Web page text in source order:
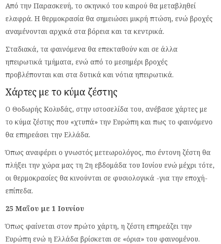
Από την Παρασκευή, το σκηνικό του καιρού θα μεταβληθεί
ελαφρά. Η θερμοκρασία θα σημειώσει μικρή πτώση, ενώ βροχές
αναμένονται αρχικά στα βόρεια και τα κεντρικά.
Σταδιακά, τα φαινόμενα θα επεκταθούν και σε άλλα
ηπειρωτικά τμήματα, ενώ από το μεσημέρι βροχές
προβλέπονται και στα δυτικά και νότια ηπειρωτικά.
Χάρτες με το κύμα ζέστης
Ο Θοδωρής Κολυδάς, στην ιστοσελίδα του, ανέβασε χάρτες με
το κύμα ζέστης που «χτυπά» την Ευρώπη και πως το φαινόμενο
θα επηρεάσει την Ελλάδα.
Όπως αναφέρει ο γνωστός μετεωρολόγος, πιο έντονη ζέστη θα
πλήξει την χώρα μας τη 2η εβδομάδα του Ιονίου ενώ μέχρι τότε,
οι θερμοκρασίες θα κινούνται σε φυσιολογικά -για την εποχή-
επίπεδα.
25 Μαΐου με 1 Ιουνίου
Όπως φαίνεται στον πρώτο χάρτη, η ζέστη επηρεάζει την
Ευρώπη ενώ η Ελλάδα βρίσκεται σε «όρια» του φαινομένου.